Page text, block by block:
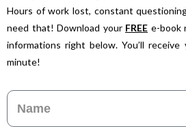
Hours of work lost, constant
need that! Download your FREE e-book
informations right below. You’ll
minute!
Name